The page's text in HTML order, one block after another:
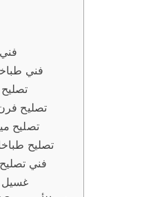
فني
تصليح
تصليح
تصليح
فني
غسيل